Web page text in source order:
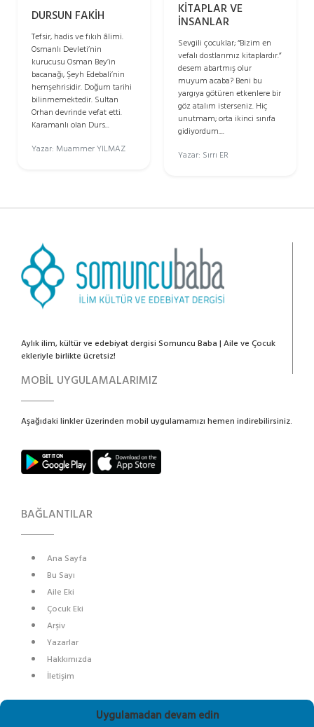
DURSUN FAKİH
Tefsir, hadis ve fıkıh âlimi.
Osmanlı Devleti’nin
kurucusu Osman Bey’in
bacanağı, Şeyh Edebali’nin
hemşehrisidir. Doğum tarihi
bilinmemektedir. Sultan
Orhan devrinde vefat etti.
Karamanlı olan Durs...
Yazar: Muammer YILMAZ
KİTAPLAR VE
İNSANLAR
Sevgili çocuklar; “Bizim en
vefalı dostlarımız kitaplardır.”
desem abartmış olur
muyum acaba? Beni bu
yargıya götüren etkenlere bir
göz atalım isterseniz. Hiç
unutmam; orta ikinci sınıfa
gidiyordum....
Yazar: Sırrı ER
Aylık ilim, kültür ve edebiyat dergisi Somuncu Baba | Aile ve Çocuk
ekleriyle birlikte ücretsiz!
MOBİL UYGULAMALARIMIZ
Aşağıdaki linkler üzerinden mobil uygulamamızı hemen indirebilirsiniz.
BAĞLANTILAR
Ana Sayfa
Bu Sayı
Aile Eki
Çocuk Eki
Arşiv
Yazarlar
Hakkımızda
İletişim
SOSYAL MEDYA
Uygulamadan devam edin